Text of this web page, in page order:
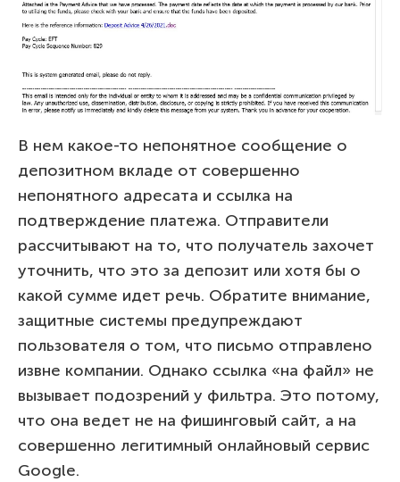
В нем какое-то непонятное сообщение о
депозитном вкладе от совершенно
непонятного адресата и ссылка на
подтверждение платежа. Отправители
рассчитывают на то, что получатель захочет
уточнить, что это за депозит или хотя бы о
какой сумме идет речь. Обратите внимание,
защитные системы предупреждают
пользователя о том, что письмо отправлено
извне компании. Однако ссылка «на файл» не
вызывает подозрений у фильтра. Это потому,
что она ведет не на фишинговый сайт, а на
совершенно легитимный онлайновый сервис
Google.